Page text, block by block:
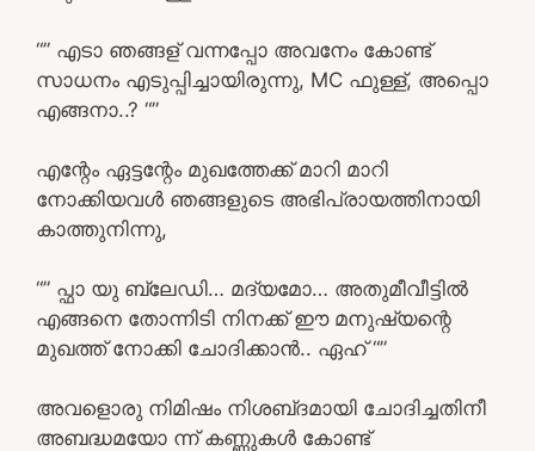
“” എടാ ഞങ്ങള് വന്നപ്പോ അവനേം കോണ്ട്
സാധനം എടുപ്പിച്ചായിരുന്നു, MC ഫുള്ള്, അപ്പൊ
എങ്ങനാ..? “”
എന്റേം ഏട്ടന്റേം മുഖത്തേക്ക് മാറി മാറി
നോക്കിയവൾ ഞങ്ങളുടെ അഭിപ്രായത്തിനായി
കാത്തുനിന്നു,
“” പ്ഫാ യു ബ്ലേഡി… മദ്യമോ… അതുമീവീട്ടിൽ
എങ്ങനെ തോന്നിടി നിനക്ക് ഈ മനുഷ്യന്റെ
മുഖത്ത് നോക്കി ചോദിക്കാൻ.. ഏഹ് “”
അവളൊരു നിമിഷം നിശബ്‌ദമായി ചോദിച്ചതിനീ
അബദ്ധമയോ ന്ന് കണ്ണുകൾ കോണ്ട്